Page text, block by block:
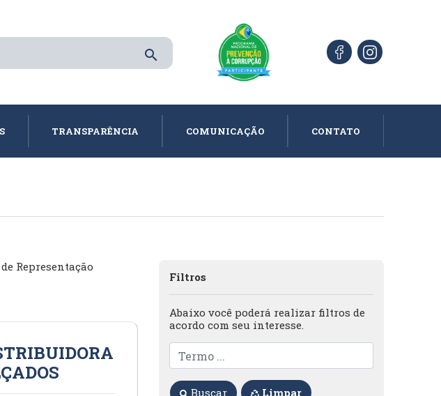
search
TRANSPARÊNCIA COMUNICAÇÃO CONTATO
Representação
Filtros
Abaixo você poderá realizar filtros de
acordo com seu interesse.
Buscar Limpar